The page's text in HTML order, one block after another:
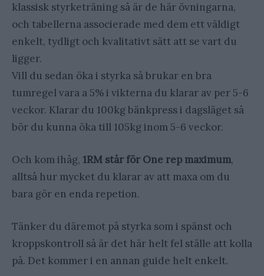
klassisk styrketräning så är de här övningarna,
och tabellerna associerade med dem ett väldigt
enkelt, tydligt och kvalitativt sätt att se vart du
ligger.
Vill du sedan öka i styrka så brukar en bra
tumregel vara a 5% i vikterna du klarar av per 5-6
veckor. Klarar du 100kg bänkpress i dagsläget så
bör du kunna öka till 105kg inom 5-6 veckor.
Och kom ihåg, 1RM står för One rep maximum,
alltså hur mycket du klarar av att maxa om du
bara gör en enda repetion.
Tänker du däremot på styrka som i spänst och
kroppskontroll så är det här helt fel ställe att kolla
på. Det kommer i en annan guide helt enkelt.